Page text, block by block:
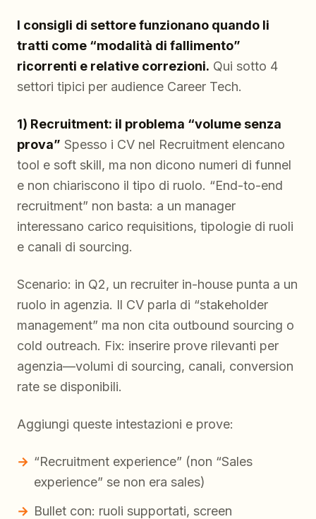
I consigli di settore funzionano quando li
tratti come “modalità di fallimento”
ricorrenti e relative correzioni. Qui sotto 4
settori tipici per audience Career Tech.
1) Recruitment: il problema “volume senza
prova” Spesso i CV nel Recruitment elencano
tool e soft skill, ma non dicono numeri di funnel
e non chiariscono il tipo di ruolo. “End-to-end
recruitment” non basta: a un manager
interessano carico requisitions, tipologie di ruoli
e canali di sourcing.
Scenario: in Q2, un recruiter in-house punta a un
ruolo in agenzia. Il CV parla di “stakeholder
management” ma non cita outbound sourcing o
cold outreach. Fix: inserire prove rilevanti per
agenzia—volumi di sourcing, canali, conversion
rate se disponibili.
Aggiungi queste intestazioni e prove:
“Recruitment experience” (non “Sales
experience” se non era sales)
Bullet con: ruoli supportati, screen